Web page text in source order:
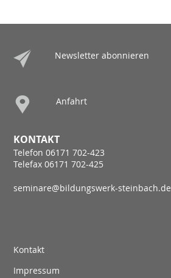
Newsletter abonnieren
Anfahrt
KONTAKT
Telefon 06171 702-423
Telefax 06171 702-425
seminare@bildungswerk-steinbach.de
Kontakt
Impressum